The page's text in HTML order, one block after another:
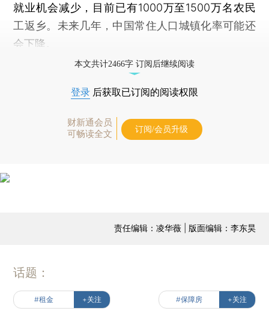
就业机会减少，目前已有1000万至1500万名农民
工返乡。未来几年，中国常住人口城镇化率可能还
会下降。
本文共计2466字 订阅后继续阅读
登录 后获取已订阅的阅读权限
财新通会员
可畅读全文
订阅/会员升级
责任编辑：凌华薇 | 版面编辑：李东昊
话题：
#租金 +关注 #保障房 +关注